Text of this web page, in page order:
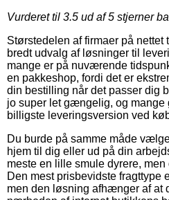
Vurderet til 3.5 ud af 5 stjerner
Størstedelen af firmaer på nettet
bredt udvalg af løsninger til
mange er på nuværende
en pakkeshop, fordi det er
din bestilling når det passer dig
jo super let gængelig, og mange
billigste leveringsversion ved
Du burde på samme måde
hjem til dig eller ud på din
meste en lille smule dyrere,
Den mest prisbevidste fragttype
men den løsning afhænger af at